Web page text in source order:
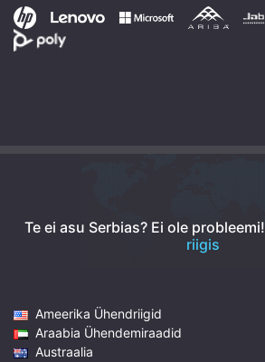
Te ei asu Serbias? Ei ole probleemi!
riigis
Ameerika Ühendriigid
Araabia Ühendemiraadid
Austraalia